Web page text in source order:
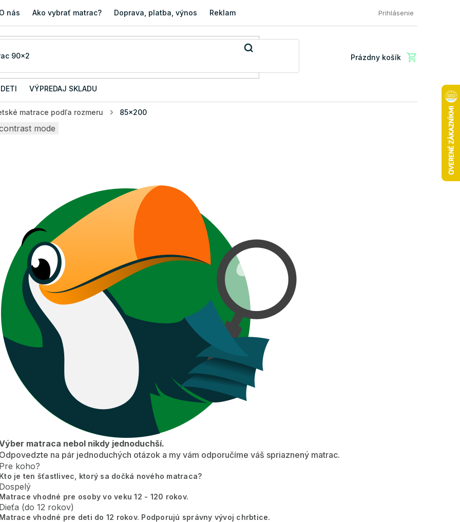
O nás Ako vybrať matrac? Doprava, platba, výnos Reklamácia a vrátenie tovaru FAQ: Najčastejšie otázky zákazníkov
Prihlásenie
Nákupný
Prázdny košík
VÝPREDAJ SKLADU
matrace podľa rozmeru 85x200
mode
matraca nebol nikdy jednoduchší.
Odpovedzte na pár jednoduchých otázok a my vám odporučíme váš spriaznený matrac.
Pre koho?
Kto je ten šťastlivec, ktorý sa dočká nového matraca?
Dospelý
Matrace vhodné pre osoby vo veku 12 - 120 rokov.
Dieťa (do 12 rokov)
Matrace vhodné pre deti do 12 rokov. Podporujú správny vývoj chrbtice.